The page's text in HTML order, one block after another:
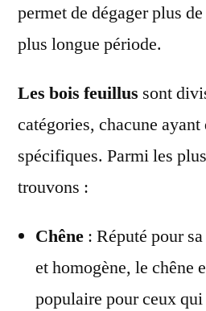
permet de dégager plus
plus longue période.
Les bois feuillus sont
catégories, chacune ayant
spécifiques. Parmi les
trouvons :
Chêne : Réputé pour
et homogène, le chêne
populaire pour ceux